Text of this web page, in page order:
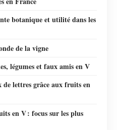
botanique et utilité dans les
de la vigne
légumes et faux amis en V
de lettres grâce aux fruits en
en V : focus sur les plus